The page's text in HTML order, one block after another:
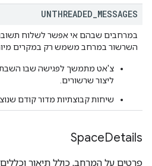
UNTHREADED MESSAGES
במרחבים שבהם אי אפשר לשלוח
השרשור במרחב משמש רק במקרים
צ'אט מתמשך לפגישה שבו
ליצור שרשורים.
שיחות קבוצתיות מדור קודם שנוצרו
SpaceDetails
פרטים על המרחב, כולל תיאור